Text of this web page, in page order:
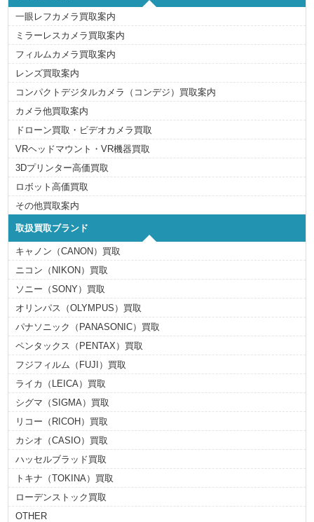
一眼レフカメラ買取案内
ミラーレスカメラ買取案内
フィルムカメラ買取案内
レンズ買取案内
コンパクトデジタルカメラ（コンデジ）買取案内
カメラ他買取案内
ドローン買取・ビデオカメラ買取
VRヘッドマウント・VR機器買取
3Dプリンター高価買取
ロボット高価買取
その他買取案内
取扱買取ブランド
キャノン（CANON）買取
ニコン（NIKON）買取
ソニー（SONY）買取
オリンパス（OLYMPUS）買取
パナソニック（PANASONIC）買取
ペンタックス（PENTAX）買取
フジフィルム（FUJI）買取
ライカ（LEICA）買取
シグマ（SIGMA）買取
リコー（RICOH）買取
カシオ（CASIO）買取
ハッセルブラッド買取
トキナ（TOKINA）買取
ローデンストック買取
OTHER